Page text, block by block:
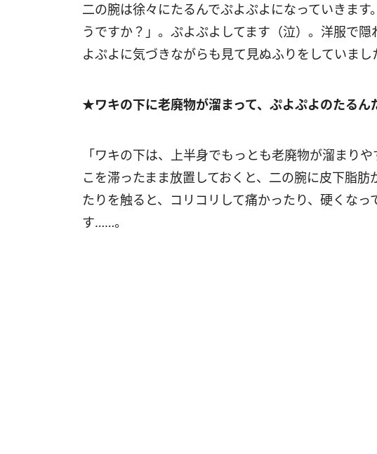
二の腕は徐々にたるんでぷよぷよになっていきま
うですか？」。ぷよぷよしてます（泣）。洋服で
よぷよに気づきながらも見て見ぬふりをしていまし
★ワキの下に老廃物が溜まって、ぷよぷよのたるん
「ワキの下は、上半身でもっとも老廃物が溜まり
こを滞ったまま放置しておくと、二の腕に皮下脂
たりを触ると、コリコリして痛かったり、硬くな
す……。